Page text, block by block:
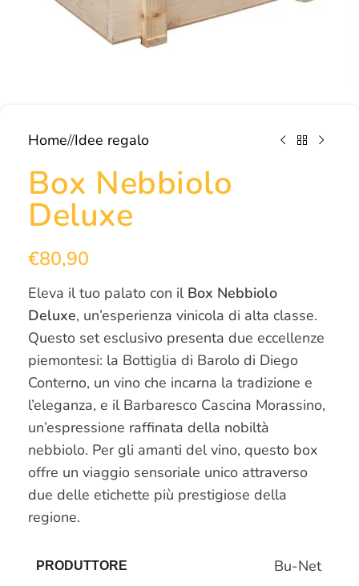
Home/ Idee regalo
Box Nebbiolo
Deluxe
€80,90
Eleva il tuo palato con il Box Nebbiolo
Deluxe, un’esperienza vinicola di alta classe.
Questo set esclusivo presenta due eccellenze
piemontesi: la Bottiglia di Barolo di Diego
Conterno, un vino che incarna la tradizione e
l’eleganza, e il Barbaresco Cascina Morassino,
un’espressione raffinata della nobiltà
nebbiolo. Per gli amanti del vino, questo box
offre un viaggio sensoriale unico attraverso
due delle etichette più prestigiose della
regione.
PRODUTTORE Bu-Net